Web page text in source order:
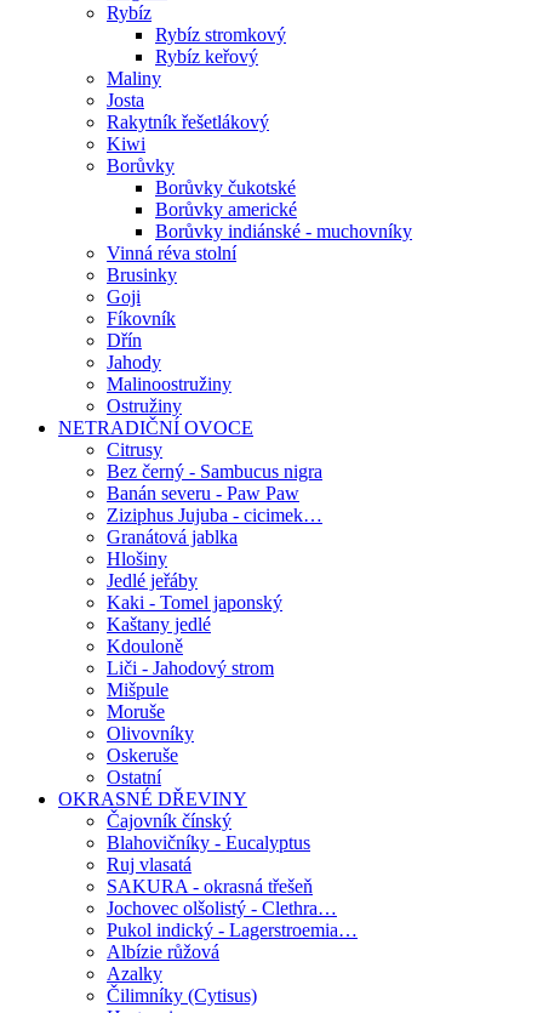
Rybíz
Rybíz stromkový
Rybíz keřový
Maliny
Josta
Rakytník řešetlákový
Kiwi
Borůvky
Borůvky čukotské
Borůvky americké
Borůvky indiánské - muchovníky
Vinná réva stolní
Brusinky
Goji
Fíkovník
Dřín
Jahody
Malinoostružiny
Ostružiny
NETRADIČNÍ OVOCE
Citrusy
Bez černý - Sambucus nigra
Banán severu - Paw Paw
Ziziphus Jujuba - cicimek…
Granátová jablka
Hlošiny
Jedlé jeřáby
Kaki - Tomel japonský
Kaštany jedlé
Kdouloně
Liči - Jahodový strom
Mišpule
Moruše
Olivovníky
Oskeruše
Ostatní
OKRASNÉ DŘEVINY
Čajovník čínský
Blahovičníky - Eucalyptus
Ruj vlasatá
SAKURA - okrasná třešeň
Jochovec olšolistý - Clethra…
Pukol indický - Lagerstroemia…
Albízie růžová
Azalky
Čilimníky (Cytisus)